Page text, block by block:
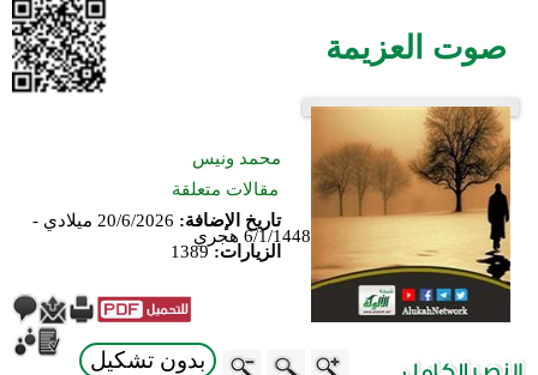
صوت العزيمة
محمد ونيس
مقالات متعلقة
تاريخ الإضافة:
20/6/2026 ميلادي -
6/1/1448 هجري
الزيارات:1389
بدون تشكيل